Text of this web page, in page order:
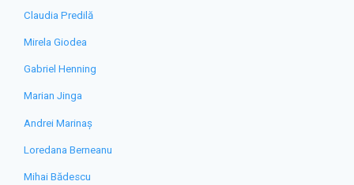
Claudia Predilă
Mirela Giodea
Gabriel Henning
Marian Jinga
Andrei Marinaș
Loredana Berneanu
Mihai Bădescu